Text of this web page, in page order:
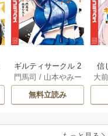
ギルティサークル 2
1巻
門馬司 / 山本やみー
無料立読み
信
に
の
大